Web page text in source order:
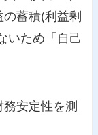
蓄積(利益剰
いため「自己
安定性を測